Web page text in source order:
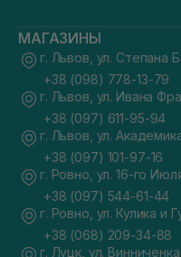
МАГАЗИНЫ
г. Львов, ул. Степана
+38 (098) 778-13-79
г. Львов, ул. Ивана
+38 (097) 611-95-94
г. Львов, ул.
+38 (097) 101-97-16
г. Ровно, ул. 16-го
+38 (097) 544-61-44
г. Ровно, ул. Кулика и
+38 (068) 209-34-88
г. Луцк, ул.